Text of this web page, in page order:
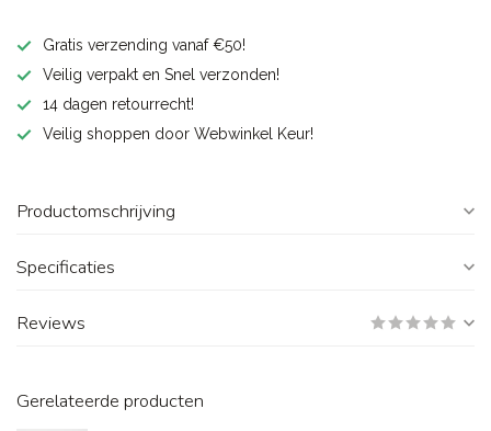
Gratis verzending vanaf €50!
Veilig verpakt en Snel verzonden!
14 dagen retourrecht!
Veilig shoppen door Webwinkel Keur!
Productomschrijving
Specificaties
Reviews
Gerelateerde producten